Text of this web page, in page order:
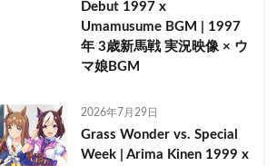
Debut 1997 x
Umamusume BGM | 1997
年 3歳新馬戦 実況映像 × ウ
マ娘BGM
2026年7月29日
Grass Wonder vs. Special
Week | Arima Kinen 1999 x